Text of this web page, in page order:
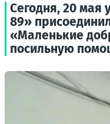
Сегодня, 20
89»
«Маленькие
посильную